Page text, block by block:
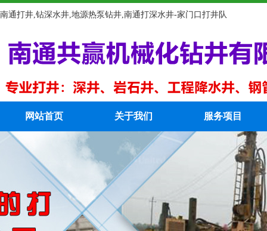
南通打井,钻深水井,地源热泵钻井,南通打深水井-家门口打井队
网站首页 关于我们 服务项目